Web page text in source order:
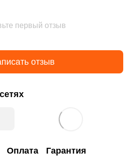
первый отзыв
отзыв
Оплата Гарантия